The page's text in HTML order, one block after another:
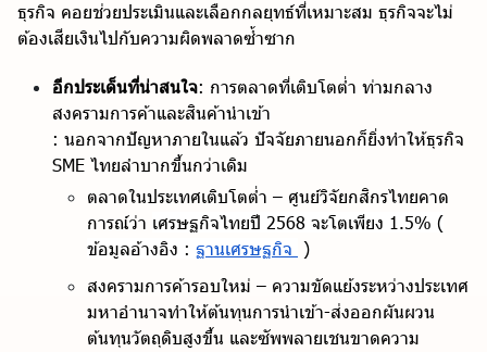
ธุรกิจ คอยช่วยประเมินและเลือกกลยุทธ์ที่เหมาะสม ธุรกิจจะไม่
ต้องเสียเงินไปกับความผิดพลาดซ้ำซาก
อีกประเด็นที่น่าสนใจ: การตลาดที่เติบโตต่ำ ท่ามกลาง
สงครามการค้าและสินค้านำเข้า
: นอกจากปัญหาภายในแล้ว ปัจจัยภายนอกก็ยิ่งทำให้ธุรกิจ
SME ไทยลำบากขึ้นกว่าเดิม
ตลาดในประเทศเติบโตต่ำ – ศูนย์วิจัยกสิกรไทยคาด
การณ์ว่า เศรษฐกิจไทยปี 2568 จะโตเพียง 1.5% (
ข้อมูลอ้างอิง : ฐานเศรษฐกิจ )
สงครามการค้ารอบใหม่ – ความขัดแย้งระหว่างประเทศ
มหาอำนาจทำให้ต้นทุนการนำเข้า-ส่งออกผันผวน
ต้นทุนวัตถุดิบสูงขึ้น และซัพพลายเชนขาดความ